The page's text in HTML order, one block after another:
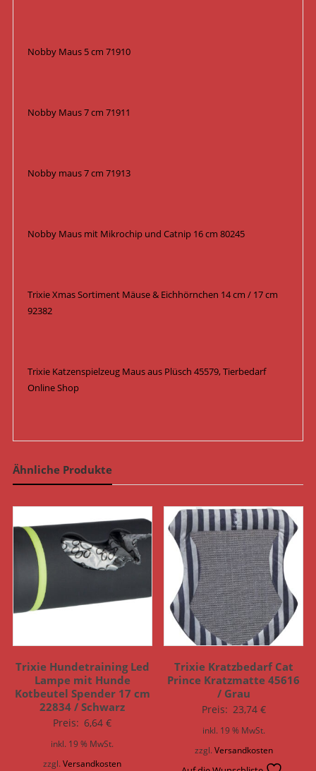
Nobby Maus 5 cm 71910
Nobby Maus 7 cm 71911
Nobby maus 7 cm 71913
Nobby Maus mit Mikrochip und Catnip 16 cm 80245
Trixie Xmas Sortiment Mäuse & Eichhörnchen 14 cm / 17 cm
92382
Trixie Katzenspielzeug Maus aus Plüsch 45579, Tierbedarf
Online Shop
Ähnliche Produkte
Trixie Hundetraining Led
Lampe mit Hunde
Kotbeutel Spender 17 cm
22834 / Schwarz
Preis: 6,64€
inkl. 19 % MwSt.
zzgl.Versandkosten
Trixie Kratzbedarf Cat
Prince Kratzmatte 45616
/ Grau
Preis: 23,74 €
inkl. 19 % MwSt.
zzgl. Versandkosten